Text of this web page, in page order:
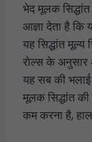
भेद मूलक
आज्ञा देता है कि
यह सिद्धांत मूल्य
रोल्स के अनुसार
यह सब की
मूलक सिद्धांत
कम करना है,